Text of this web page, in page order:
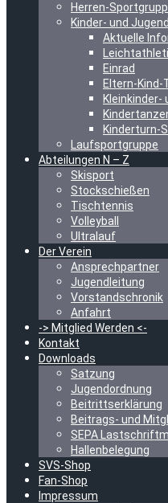
Herren-
Kinder- und
Aktuelle
Einrad
Eltern-Kind-
Kleinkinder-
Kinderturn-
Laufsportgruppe
Abteilungen N – Z
Skisport
Stockschießen
Tischtennis
Volleyball
Ultralauf
Der Verein
Ansprechpartner
Jugendleitung
Vorstandschronik
Anfahrt
-> Mitglied Werden <-
Kontakt
Downloads
Satzung
Jugendordnung
Beitrittserklärung
Beitrags- und
SEPA
Hallenbelegung
SVS-Shop
Fan-Shop
Impressum